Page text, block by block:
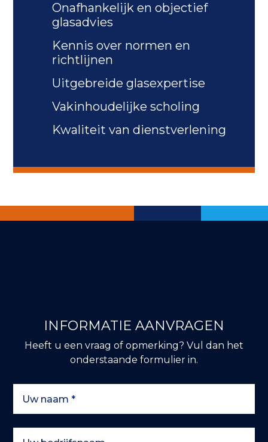
Onafhankelijk en objectief
glasadvies
Kennis over normen en
richtlijnen
Uitgebreide glasexpertise
Vakinhoudelijke scholing
Kwaliteit van dienstverlening
INFORMATIE AANVRAGEN
Heeft u een vraag of opmerking? Vul dan het
onderstaande formulier in.